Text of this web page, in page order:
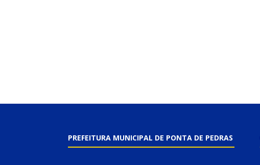
PREFEITURA MUNICIPAL DE PONTA DE PEDRAS